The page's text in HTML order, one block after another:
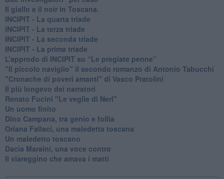
​Il giallo e il noir in Toscana.
INCIPIT - La quarta triade
INCIPIT - La terza triade
INCIPIT - La seconda triade
INCIPIT - La prima triade
L’approdo di INCIPIT su “Le pregiate penne”
​"Il piccolo naviglio" il secondo romanzo di Antonio Tabucchi
​"Cronache di poveri amanti" di Vasco Pratolini
​Il più longevo dei narratori
Renato Fucini "Le veglie di Neri"
Un uomo finito
​Dino Campana, tra genio e follia
​Oriana Fallaci, una maledetta toscana
​Un maledetto toscano
​Dacia Maraini, una voce contro
​Il viareggino che amava i matti